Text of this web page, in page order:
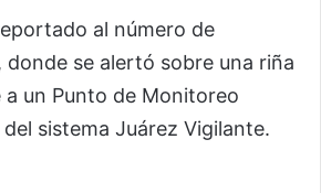
al número de
donde se alertó sobre una riña
un Punto de Monitoreo
sistema Juárez Vigilante.